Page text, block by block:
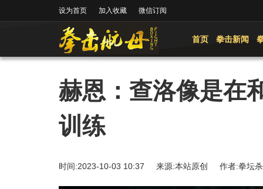
设为首页 加入收藏 微信订阅
首页 拳击新闻
赫恩：查洛像是在
训练
时间:2023-10-03 10:37 来源:本站原创 作者:拳